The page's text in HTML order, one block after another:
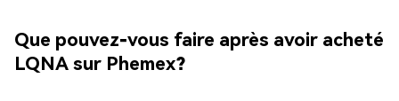
Que pouvez-vous faire après avoir acheté
LQNA sur Phemex?